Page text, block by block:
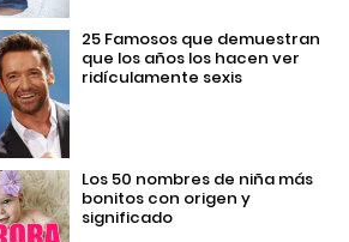
25 Famosos que demuestran
que los años los hacen ver
ridículamente sexis
Los 50 nombres de niña más
bonitos con origen y
significado